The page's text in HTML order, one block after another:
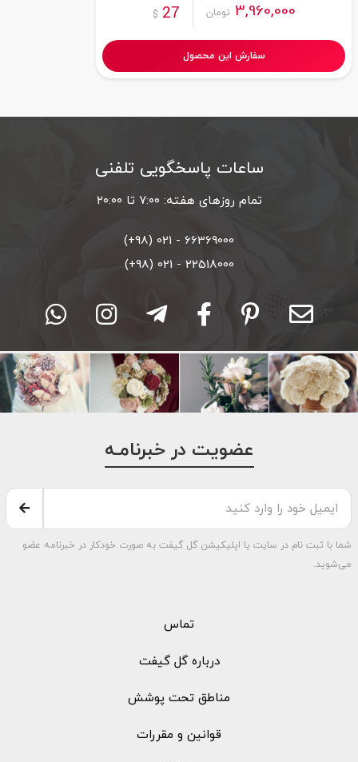
3,960,000 تومان 27
$
سفارش این محصول
ساعات پاسخگویی تلفنی
تمام روزهای هفته: ۷:۰۰ تا ۲۰:۰۰
66369000 - 021 (98+)
22518000 - 021 (98+)
عضویت در خبرنامـه
شما با ثبت نام در سایت یا اپلیکیشن گل گیفت به صورت خودکار در خبرنامه عضو
می‌شوید.
تماس
درباره گل گیفت
مناطق تحت پوشش
قوانین و مقررات